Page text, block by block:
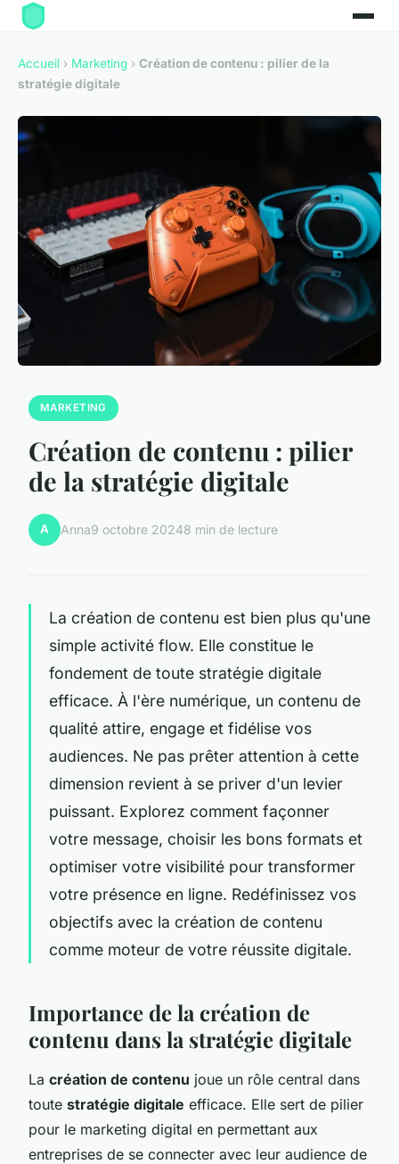
Accueil › Marketing › Création de contenu : pilier de la
stratégie digitale
MARKETING
Création de contenu : pilier
de la stratégie digitale
A Anna9 octobre 20248 min de lecture
La création de contenu est bien plus qu'une
simple activité flow. Elle constitue le
fondement de toute stratégie digitale
efficace. À l'ère numérique, un contenu de
qualité attire, engage et fidélise vos
audiences. Ne pas prêter attention à cette
dimension revient à se priver d'un levier
puissant. Explorez comment façonner
votre message, choisir les bons formats et
optimiser votre visibilité pour transformer
votre présence en ligne. Redéfinissez vos
objectifs avec la création de contenu
comme moteur de votre réussite digitale.
Importance de la création de
contenu dans la stratégie digitale
La création de contenu joue un rôle central dans
toute stratégie digitale efficace. Elle sert de pilier
pour le marketing digital en permettant aux
entreprises de se connecter avec leur audience de